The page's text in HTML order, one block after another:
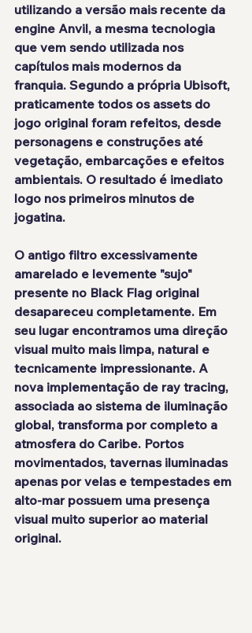
utilizando a versão mais recente da
engine Anvil, a mesma tecnologia
que vem sendo utilizada nos
capítulos mais modernos da
franquia. Segundo a própria Ubisoft,
praticamente todos os assets do
jogo original foram refeitos, desde
personagens e construções até
vegetação, embarcações e efeitos
ambientais. O resultado é imediato
logo nos primeiros minutos de
jogatina.
O antigo filtro excessivamente
amarelado e levemente "sujo"
presente no Black Flag original
desapareceu completamente. Em
seu lugar encontramos uma direção
visual muito mais limpa, natural e
tecnicamente impressionante. A
nova implementação de ray tracing,
associada ao sistema de iluminação
global, transforma por completo a
atmosfera do Caribe. Portos
movimentados, tavernas iluminadas
apenas por velas e tempestades em
alto-mar possuem uma presença
visual muito superior ao material
original.